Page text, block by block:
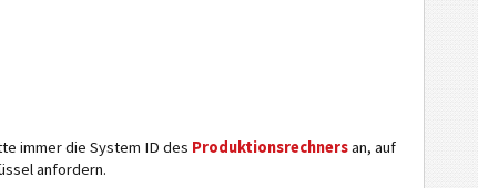
immer die System ID des Produktionsrechnersan, auf
anfordern.